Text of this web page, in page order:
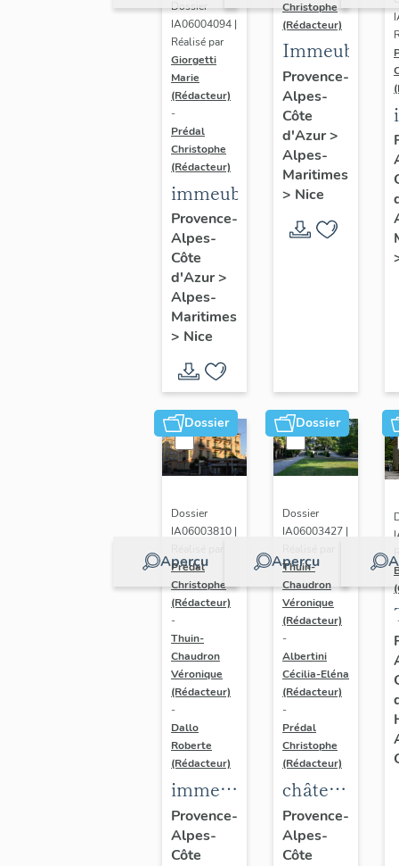
Dossier
IA06004094 |
Réalisé par
Giorgetti
Marie
(Rédacteur)
-
Prédal
Christophe
(Rédacteur)
immeuble
Provence-
Alpes-
Côte
d'Azur>
Alpes-
Maritimes
> Nice
Christophe
(Rédacteur)
Immeuble
Provence-
Alpes-
Côte
d'Azur>
Alpes-
Maritimes
> Nice
Dossier
Aperçu
Dossier
IA06003810 |
Prédal
Christophe
(Rédacteur)
-
Thuin-
Chaudron
Véronique
(Rédacteur)
-
Dallo
Roberte
(Rédacteur)
immeuble
dit villa
Jules
Provence-
Alpes-
Côte
Dossier
Aperçu
Dossier
IA06003427 |
Thuin-
Chaudron
Véronique
(Rédacteur)
-
Albertini
Cécilia-Eléna
(Rédacteur)
-
Prédal
Christophe
(Rédacteur)
château
dit
Château
Provence-
Alpes-
Côte